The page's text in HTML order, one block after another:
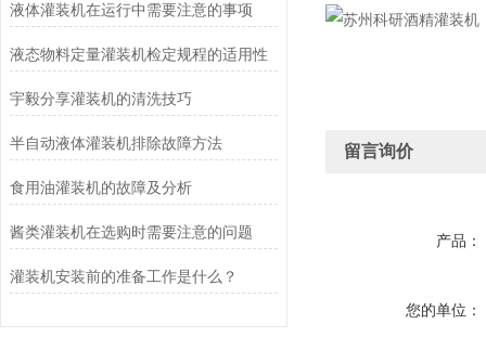
液体灌装机在运行中需要注意的事项
液态物料定量灌装机检定规程的适用性
宇毅分享灌装机的清洗技巧
半自动液体灌装机排除故障方法
食用油灌装机的故障及分析
酱类灌装机在选购时需要注意的问题
灌装机安装前的准备工作是什么？
留言询价
产品：
您的单位：